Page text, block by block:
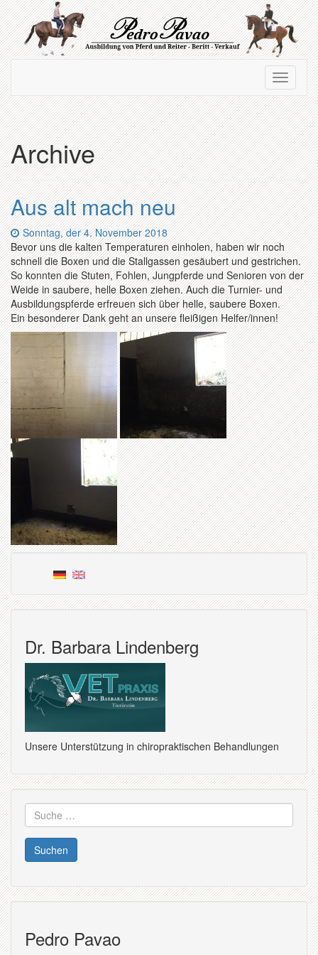
Zum
Hauptinhalt
springen
ein-/
Archive
Aus alt mach neu
Datum:
Sonntag, der 4. November 2018
Bevor uns die kalten Temperaturen einholen, haben wir noch
schnell die Boxen und die Stallgassen gesäubert und gestrichen.
So konnten die Stuten, Fohlen, Jungpferde und Senioren von der
Weide in saubere, helle Boxen ziehen. Auch die Turnier- und
Ausbildungspferde erfreuen sich über helle, saubere Boxen.
Ein besonderer Dank geht an unsere fleißigen Helfer/innen!
Dr. Barbara Lindenberg
Unsere Unterstützung in chiropraktischen Behandlungen
Suche
nach:
Pedro Pavao